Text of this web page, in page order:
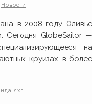
Новости
в 2008 году Оливье
Сегодня GlobeSailor —
на
круизах в более
яхт